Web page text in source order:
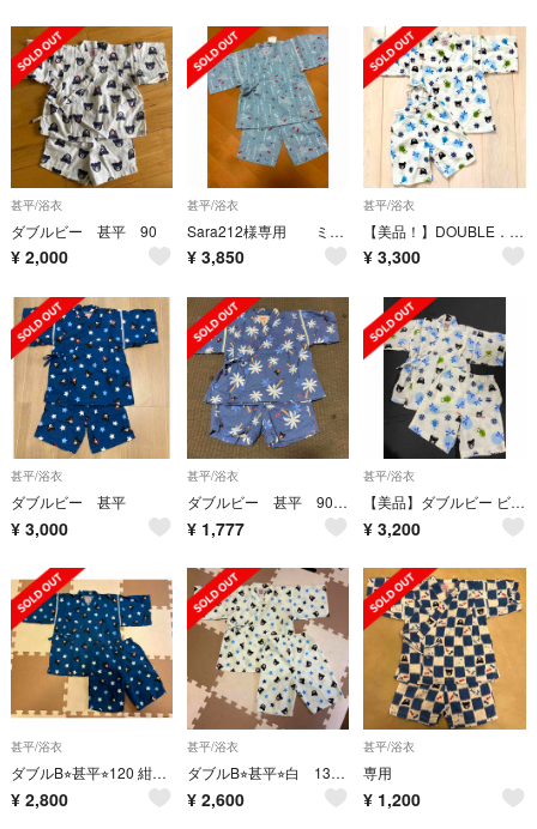
甚平/浴衣
ダブルビー 甚平 90
¥ 2,000
甚平/浴衣
Sara212様専用 ミキハウス甚平130
¥ 3,850
甚平/浴衣
【美品！】DOUBLE．B ダブルビー 甚平 110cm
¥ 3,300
甚平/浴衣
ダブルビー 甚平
¥ 3,000
甚平/浴衣
ダブルビー 甚平 90センチ
¥ 1,777
甚平/浴衣
【美品】ダブルビー ビーくん 100cm 甚平 じんべい
¥ 3,200
甚平/浴衣
ダブルB⭐︎甚平⭐︎120 紺ネイビー B君星柄 ミキハウス
¥ 2,800
甚平/浴衣
ダブルB⭐︎甚平⭐︎白 130 浴衣 B君星柄 ミキハウス
¥ 2,600
甚平/浴衣
専用
¥ 1,200